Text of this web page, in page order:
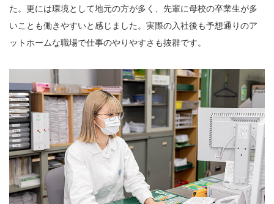
た。更には環境として地元の方が多く、先輩に母校の卒業生が多
いことも働きやすいと感じました。実際の入社後も予想通りのア
ットホームな職場で仕事のやりやすさも抜群です。